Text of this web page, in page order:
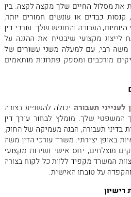
את מסלול החיים שלך מקצה לקצה. בין
כבדים או עונשים חמורים יותר,
העבודה והחופש שלך. עורכי דין
לייצוג מקצועי שיבטיח את ההגנה על
משה רבי, עם למעלה משני עשורים של
מורכבים ומספק פתרונות מותאמים
לענייני תעבורה יכולה להשפיע בצורה
המשפטי שלך. מומלץ לבחור עורך דין
בדיני תעבורה, הבנה מעמיקה של החוק,
באופן יצירתי. משרד עורכי הדין משה
מוצלחים, יחס אישי ושירות מקצועי
המשרד מקפיד ללוות כל לקוח בצורה
על טובתו האישית.
רישיון